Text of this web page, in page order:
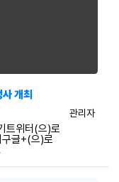
개최
등록자
관리자
트위터(으)로
구글+(으)로